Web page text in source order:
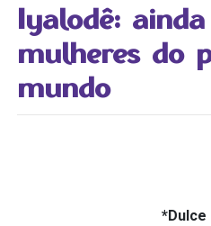
Iyalodê:
mulheres do
mundo
*Dulce